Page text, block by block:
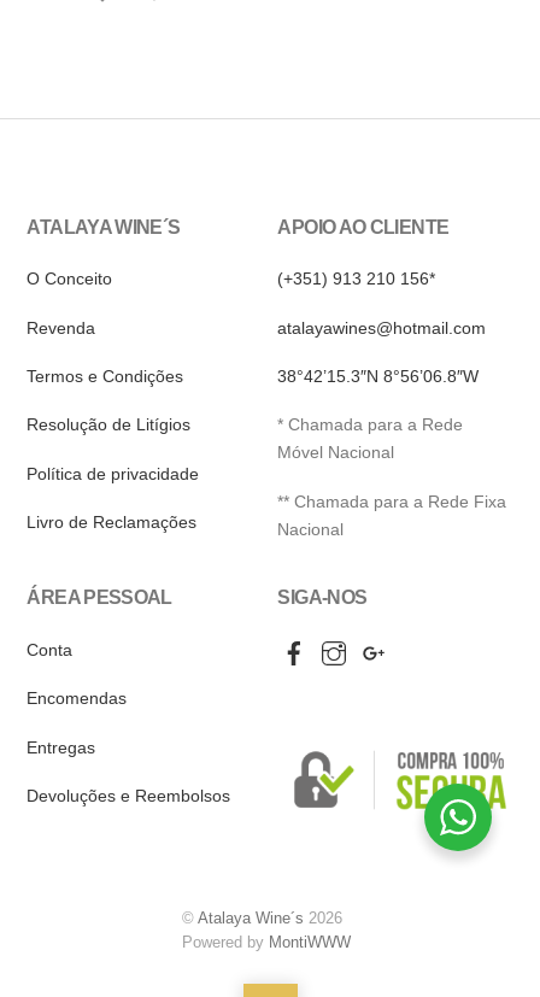
ATALAYA WINE´S
O Conceito
Revenda
Termos e Condições
Resolução de Litígios
Política de privacidade
Livro de Reclamações
APOIO AO CLIENTE
(+351) 913 210 156*
atalayawines@hotmail.com
38°42’15.3″N 8°56’06.8″W
* Chamada para a Rede
Móvel Nacional
** Chamada para a Rede Fixa
Nacional
ÁREA PESSOAL
Conta
Encomendas
Entregas
Devoluções e Reembolsos
SIGA-NOS
FacebookInstagram
©Atalaya Wine´s 2026
Powered by MontiWWW